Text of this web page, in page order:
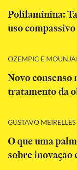
Polilaminina:
uso
OZEMPIC E
Novo consenso
tratamento da
GUSTAVO MEIRELLES
O que uma
sobre inovação